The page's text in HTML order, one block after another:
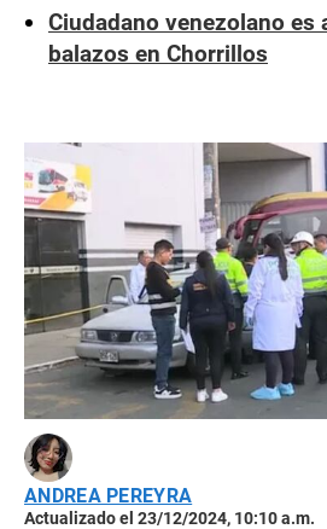
Ciudadano venezolano es
balazos en Chorrillos
ANDREA PEREYRA
Actualizado el 23/12/2024, 10:10 a.m.